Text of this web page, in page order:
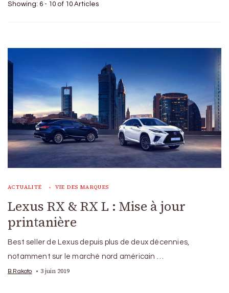
Showing: 6 - 10 of 10 Articles
ACTUALITÉ VIE DES MARQUES
Lexus RX & RX L : Mise à jour
printanière
Best seller de Lexus depuis plus de deux décennies,
notamment sur le marché nord américain …
B.Rakoto 3 juin 2019